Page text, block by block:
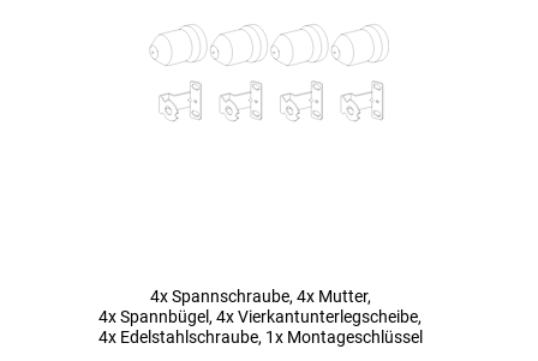
4x Spannschraube, 4x Mutter,
4x Spannbügel, 4x Vierkantunterlegscheibe,
4x Edelstahlschraube, 1x Montageschlüssel